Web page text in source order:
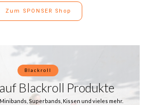
Zum SPONSER Shop
Blackroll
Blackroll Produkte
Superbands, Kissen und vieles mehr.